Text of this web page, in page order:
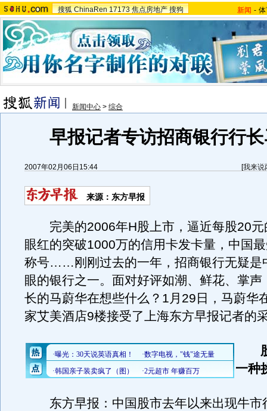
搜狐 ChinaRen 17173 焦点房地产 搜狗 新闻 -
新闻中心 > 综合
早报记者专访招商银行行
2007年02月06日15:44 [我来说
来源：东方早报
完美的2006年H股上市，逼近每股20元
眼红的突破1000万的信用卡发卡量，中国
称号……刚刚过去的一年，招商银行无疑是
眼的银行之一。面对好评如潮、鲜花、掌声
长的马蔚华在想些什么？1月29日，马蔚华
家艾美酒店9楼接受了上海东方早报记者的
一种
东方早报：中国股市去年以来出现牛市